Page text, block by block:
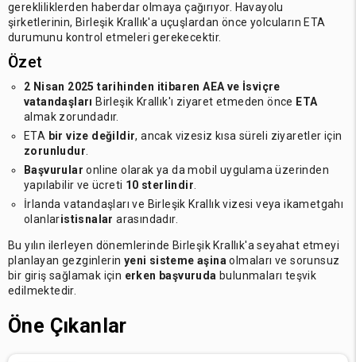
gerekliliklerden haberdar olmaya çağırıyor. Havayolu
şirketlerinin, Birleşik Krallık'a uçuşlardan önce yolcuların ETA
durumunu kontrol etmeleri gerekecektir.
Özet
2 Nisan 2025 tarihinden itibaren AEA ve İsviçre
vatandaşları Birleşik Krallık'ı ziyaret etmeden önce ETA
almak zorundadır.
ETA bir vize değildir, ancak vizesiz kısa süreli ziyaretler için
zorunludur.
Başvurular online olarak ya da mobil uygulama üzerinden
yapılabilir ve ücreti 10 sterlindir.
İrlanda vatandaşları ve Birleşik Krallık vizesi veya ikametgahı
olanlaristisnalar arasındadır.
Bu yılın ilerleyen dönemlerinde Birleşik Krallık'a seyahat etmeyi
planlayan gezginlerin yeni sisteme aşinaolmaları ve sorunsuz
bir giriş sağlamak için erken başvuruda bulunmaları teşvik
edilmektedir.
Öne Çıkanlar